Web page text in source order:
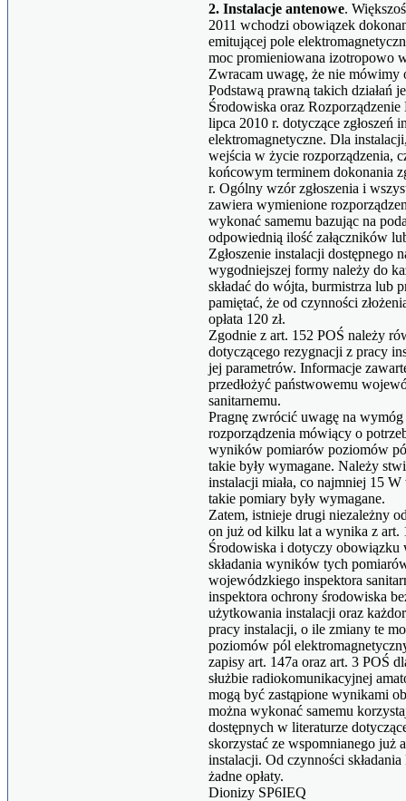
2. Instalacje antenowe.
2011 wchodzi obowiązek
emitującej pole
moc promieniowana izotropowo
Zwracam uwagę, że nie
Podstawą prawną takich działań
Środowiska oraz
lipca 2010 r. dotyczące zgłoszeń
elektromagnetyczne. Dla
wejścia w życie rozporządzenia,
końcowym terminem dokonania
r. Ogólny wzór zgłoszenia i
zawiera wymienione
wykonać samemu bazując na
odpowiednią ilość załączników
Zgłoszenie instalacji dostępnego
wygodniejszej formy należy do
składać do wójta, burmistrza lub
pamiętać, że od czynności
opłata 120 zł.
Zgodnie z art. 152 POŚ należy
dotyczącego rezygnacji z pracy
jej parametrów. Informacje
przedłożyć państwowemu
sanitarnemu.
Pragnę zwrócić uwagę na wymóg
rozporządzenia mówiący o
wyników pomiarów poziomów
takie były wymagane. Należy
instalacji miała, co najmniej 15
takie pomiary były wymagane.
Zatem, istnieje drugi niezależny
on już od kilku lat a wynika z art.
Środowiska i dotyczy
składania wyników tych
wojewódzkiego inspektora
inspektora ochrony środowiska
użytkowania instalacji oraz
pracy instalacji, o ile zmiany te
poziomów pól
zapisy art. 147a oraz art. 3 POŚ
służbie radiokomunikacyjnej
mogą być zastąpione wynikami
można wykonać samemu
dostępnych w literaturze
skorzystać ze wspomnianego już
instalacji. Od czynności
żadne opłaty.
Dionizy SP6IEQ